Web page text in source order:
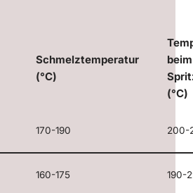
Schmelztemperatur
(°C)
beim
(°C)
170-190 200-
160-175 190-